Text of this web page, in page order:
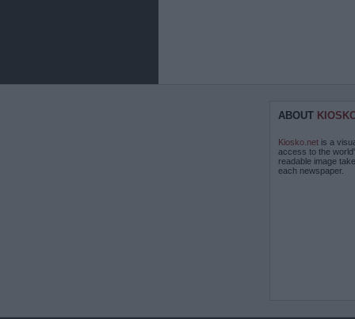
ABOUT
Kiosko.net is a
access to the
readable image
each newspaper.